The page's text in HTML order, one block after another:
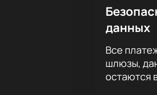
данных
Все
шлюзы,
остаются